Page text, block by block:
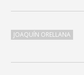
JOAQUÍN ORELLANA